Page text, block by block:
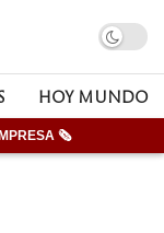
HOY MUNDO
🗞